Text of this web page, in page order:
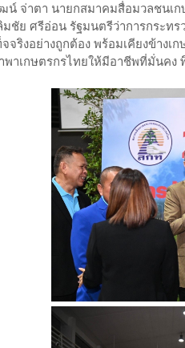
น์ จ่าตา นายกสมาคมสื่อมวลชนเ
ชัย ศรีอ่อน รัฐมนตรีว่าการกระท
จริงอย่างถูกต้อง พร้อมเคียงข้างเ
าเกษตรกรไทยให้มีอาชีพที่มั่นคง